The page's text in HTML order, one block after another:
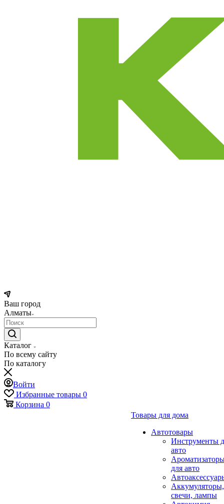
Ваш город
Алматы
Каталог
По всему сайту
По каталогу
Войти
Избранные товары 0
Корзина 0
Товары для дома
Автотовары
Инструменты
авто
для авто
Аккумуляторы,
свечи, лампы